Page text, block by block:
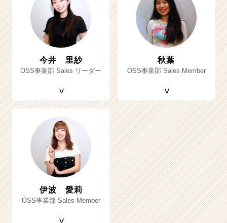
今井 里紗
OSS事業部 Sales リーダー
秋葉
OSS事業部 Sales Member
伊波 愛莉
OSS事業部 Sales Member